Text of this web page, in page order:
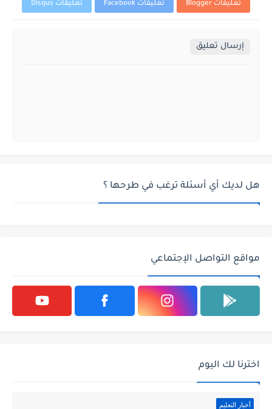
تعليقات Blogger تعليقات Facebook تعليقات Disqus
إرسال تعليق
هل لديك أي أسئلة ترغب في طرحها ؟
مواقع التواصل الإجتماعي
اخترنا لك اليوم
أخبار التعليم